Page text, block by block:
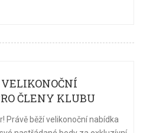
ČLENY KLUBU
Právě běží velikonoční nabídka